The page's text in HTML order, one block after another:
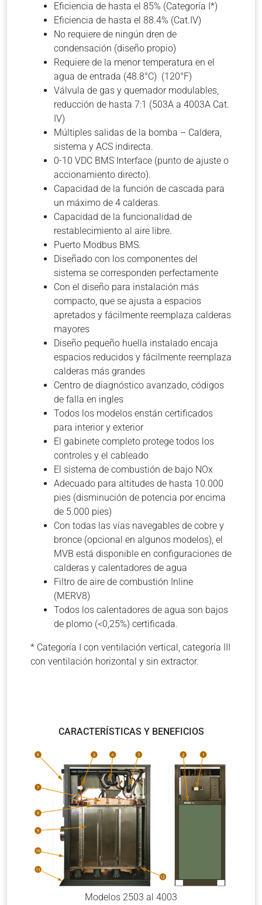
Eficiencia de hasta el 85% (Categoría I*)
Eficiencia de hasta el 88.4% (Cat.IV)
No requiere de ningún dren de
condensación (diseño propio)
Requiere de la menor temperatura en el
agua de entrada (48.8°C) (120°F)
Válvula de gas y quemador modulables,
reducción de hasta 7:1 (503A a 4003A Cat.
IV)
Múltiples salidas de la bomba – Caldera,
sistema y ACS indirecta.
0-10 VDC BMS Interface (punto de ajuste o
accionamiento directo).
Capacidad de la función de cascada para
un máximo de 4 calderas.
Capacidad de la funcionalidad de
restablecimiento al aire libre.
Puerto Modbus BMS.
Diseñado con los componentes del
sistema se corresponden perfectamente
Con el diseño para instalación más
compacto, que se ajusta a espacios
apretados y fácilmente reemplaza calderas
mayores
Diseño pequeño huella instalado encaja
espacios reducidos y fácilmente reemplaza
calderas más grandes
Centro de diagnóstico avanzado, códigos
de falla en ingles
Todos los modelos enstán certificados
para interior y exterior
El gabinete completo protege todos los
controles y el cableado
El sistema de combustión de bajo NOx
Adecuado para altitudes de hasta 10.000
pies (disminución de potencia por encima
de 5.000 pies)
Con todas las vías navegables de cobre y
bronce (opcional en algunos modelos), el
MVB está disponible en configuraciones de
calderas y calentadores de agua
Filtro de aire de combustión Inline
(MERV8)
Todos los calentadores de agua son bajos
de plomo (<0,25%) certificada.
* Categoría I con ventilación vertical, categoría III
con ventilación horizontal y sin extractor.
CARACTERÍSTICAS Y BENEFICIOS
Modelos 2503 al 4003